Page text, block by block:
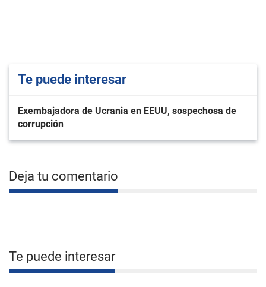
Te puede interesar
Exembajadora de Ucrania en EEUU, sospechosa de
corrupción
Deja tu comentario
Te puede interesar